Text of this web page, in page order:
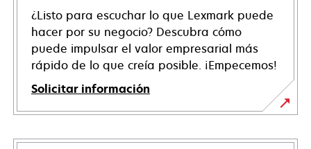
¿Listo para escuchar lo que Lexmark puede
hacer por su negocio? Descubra cómo
puede impulsar el valor empresarial más
rápido de lo que creía posible. ¡Empecemos!
Solicitar información